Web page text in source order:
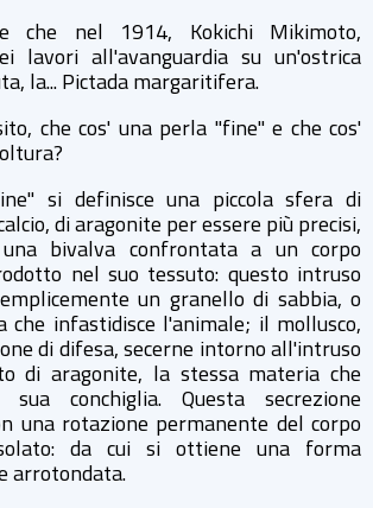
che nel 1914, Kokichi Mikimoto,
lavori all'avanguardia su un'ostrica
la... Pictada margaritifera.
che cos' una perla "fine" e che cos'
si definisce una piccola sfera di
di aragonite per essere più precisi,
bivalva confrontata a un corpo
nel suo tessuto: questo intruso
un granello di sabbia, o
che infastidisce l'animale; il mollusco,
di difesa, secerne intorno all'intruso
di aragonite, la stessa materia che
conchiglia. Questa secrezione
una rotazione permanente del corpo
da cui si ottiene una forma
arrotondata.